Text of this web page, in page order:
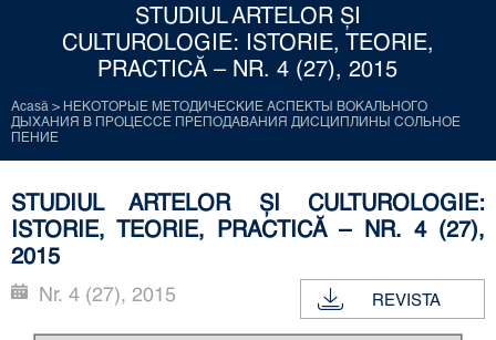
STUDIUL ARTELOR ŞI
CULTUROLOGIE: ISTORIE, TEORIE,
PRACTICĂ – NR. 4 (27), 2015
Acasă > НЕКОТОРЫЕ МЕТОДИЧЕСКИЕ АСПЕКТЫ ВОКАЛЬНОГО
ДЫХАНИЯ В ПРОЦЕССЕ ПРЕПОДАВАНИЯ ДИСЦИ­ПЛИНЫ СОЛЬНОЕ
ПЕНИЕ
STUDIUL ARTELOR ŞI CULTUROLOGIE:
ISTORIE, TEORIE, PRACTICĂ – NR. 4 (27),
2015
REVISTA
Nr. 4 (27), 2015